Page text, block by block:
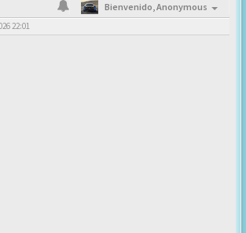
Bienvenido,Anonymous
22:01